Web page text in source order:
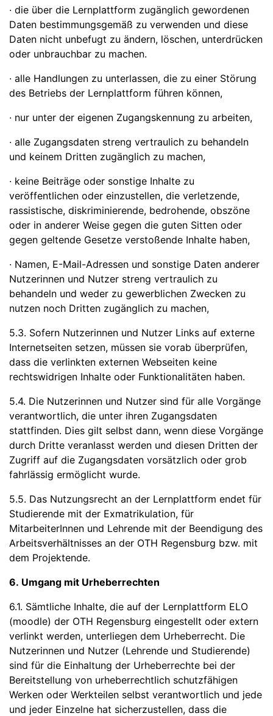
· die über die Lernplattform zugänglich gewordenen
Daten bestimmungsgemäß zu verwenden und diese
Daten nicht unbefugt zu ändern, löschen, unterdrücken
oder unbrauchbar zu machen.
· alle Handlungen zu unterlassen, die zu einer Störung
des Betriebs der Lernplattform führen können,
· nur unter der eigenen Zugangskennung zu arbeiten,
· alle Zugangsdaten streng vertraulich zu behandeln
und keinem Dritten zugänglich zu machen,
· keine Beiträge oder sonstige Inhalte zu
veröffentlichen oder einzustellen, die verletzende,
rassistische, diskriminierende, bedrohende, obszöne
oder in anderer Weise gegen die guten Sitten oder
gegen geltende Gesetze verstoßende Inhalte haben,
· Namen, E-Mail-Adressen und sonstige Daten anderer
Nutzerinnen und Nutzer streng vertraulich zu
behandeln und weder zu gewerblichen Zwecken zu
nutzen noch Dritten zugänglich zu machen,
5.3. Sofern Nutzerinnen und Nutzer Links auf externe
Internetseiten setzen, müssen sie vorab überprüfen,
dass die verlinkten externen Webseiten keine
rechtswidrigen Inhalte oder Funktionalitäten haben.
5.4. Die Nutzerinnen und Nutzer sind für alle Vorgänge
verantwortlich, die unter ihren Zugangsdaten
stattfinden. Dies gilt selbst dann, wenn diese Vorgänge
durch Dritte veranlasst werden und diesen Dritten der
Zugriff auf die Zugangsdaten vorsätzlich oder grob
fahrlässig ermöglicht wurde.
5.5. Das Nutzungsrecht an der Lernplattform endet für
Studierende mit der Exmatrikulation, für
MitarbeiterInnen und Lehrende mit der Beendigung des
Arbeitsverhältnisses an der OTH Regensburg bzw. mit
dem Projektende.
6. Umgang mit Urheberrechten
6.1. Sämtliche Inhalte, die auf der Lernplattform ELO
(moodle) der OTH Regensburg eingestellt oder extern
verlinkt werden, unterliegen dem Urheberrecht. Die
Nutzerinnen und Nutzer (Lehrende und Studierende)
sind für die Einhaltung der Urheberrechte bei der
Bereitstellung von urheberrechtlich schutzfähigen
Werken oder Werkteilen selbst verantwortlich und jede
und jeder Einzelne hat sicherzustellen, dass die